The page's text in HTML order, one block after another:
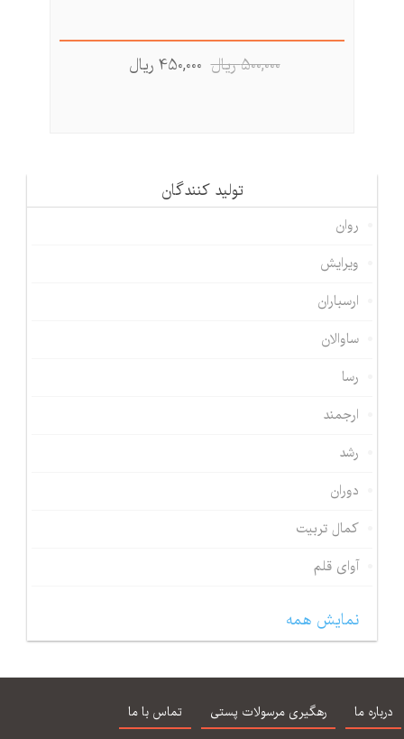
تولید كنندگان
روان
ویرایش
ارسباران
ساوالان
رسا
ارجمند
رشد
دوران
کمال تربیت
آوای قلم
نمایش همه
500,000 ريال 450,000 ريال
درباره ما رهگیری مرسولات پستی تماس با ما